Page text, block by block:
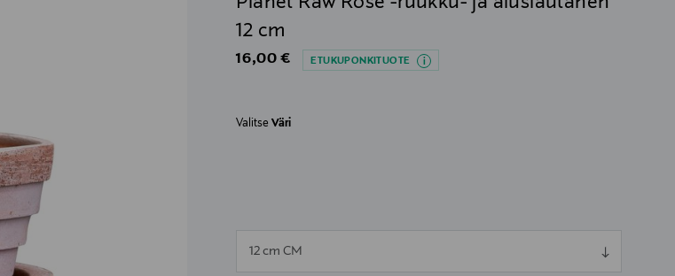
12 cm
Original Price
16,00 € ETUKUPONKITUOTE
ValitseVäri
12 cm CM